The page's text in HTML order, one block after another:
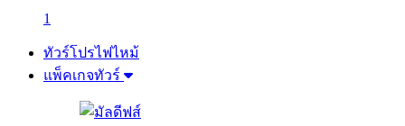
1
ทัวร์โปรไฟไหม้
แพ็คเกจทัวร์